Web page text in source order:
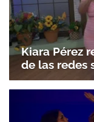
Kiara Pérez
de las redes